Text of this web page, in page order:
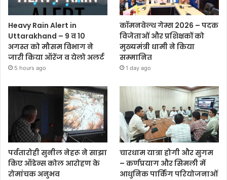
Heavy Rain Alert in
Uttarakhand – 9 व 10
अगस्त को मौसम विभाग ने
जारी किया ऑरेंज व येलो अलर्ट
5 hours ago
कॉमनवेल्थ गेम्स 2026 – पदक
विजेताओं और प्रशिक्षकों को
मुख्यमंत्री धामी ने किया
सम्मानित
1 day ago
पर्वतारोही सुनील नेहरू ने साझा
किए ऑडेन्स कोल आरोहण के
रोमांचक अनुभव
चारधाम यात्रा होगी और सुगम
– कर्णप्रयाग और सिमली में
आधुनिक पार्किंग परियोजनाओं